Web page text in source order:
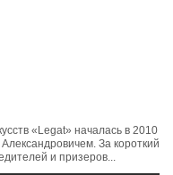
«Legat» началась в 2010
За короткий
и призеров...